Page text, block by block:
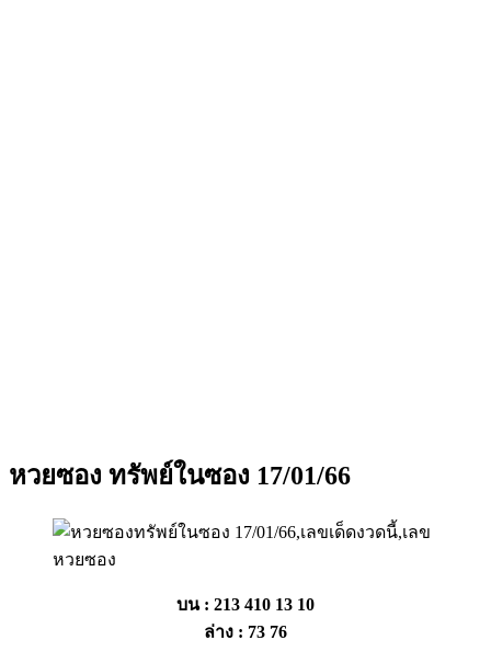
หวยซอง ทรัพย์ในซอง 17/01/66
บน : 213 410 13 10
ล่าง : 73 76